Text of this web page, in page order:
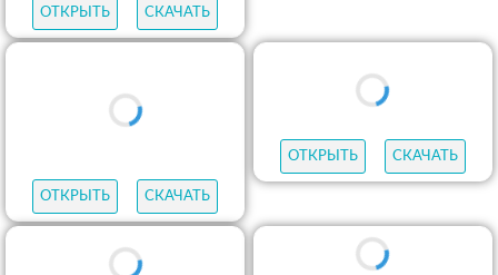
ОТКРЫТЬ
СКАЧАТЬ